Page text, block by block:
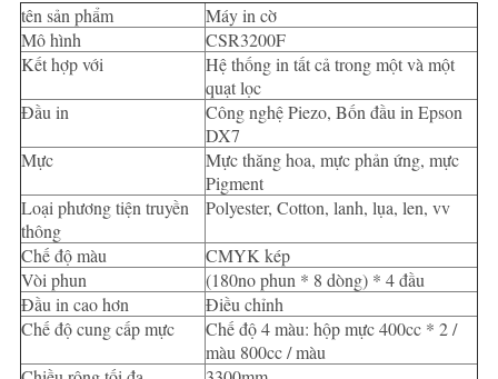
tên sản phẩm
Máy in cờ
Mô hình
CSR3200F
Kết hợp với
Hệ thống in tất cả trong một và một
quạt lọc
Đầu in
Công nghệ Piezo, Bốn đầu in Epson
DX7
Mực
Mực thăng hoa, mực phản ứng, mực
Pigment
Loại phương tiện truyền
thông
Polyester, Cotton, lanh, lụa, len, vv
Chế độ màu
CMYK kép
Vòi phun
(180no phun * 8 dòng) * 4 đầu
Đầu in cao hơn
Điều chỉnh
Chế độ cung cấp mực
Chế độ 4 màu: hộp mực 400cc * 2 /
màu 800cc / màu